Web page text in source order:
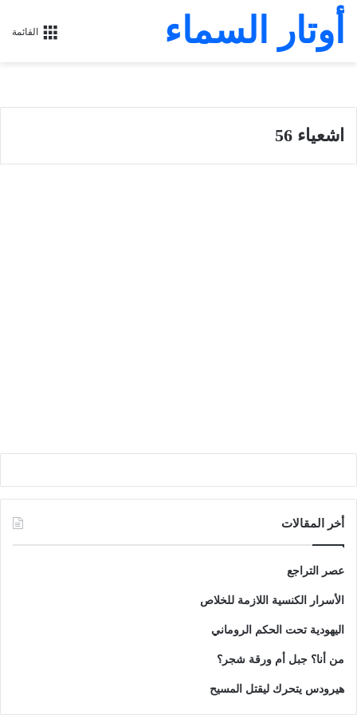
القائمة أوتار السماء
اشعياء 56
أخر المقالات
عصر التراجع
الأسرار الكنسية اللازمة للخلاص
اليهودية تحت الحكم الروماني
من أنا؟ جبل أم ورقة شجر؟
هيرودس يتحرك ليقتل المسيح